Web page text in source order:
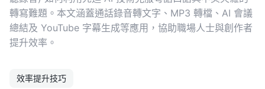
轉寫難題。本文涵蓋通話錄音轉文字、MP3 轉檔、AI 會議
總結及 YouTube 字幕生成等應用，協助職場人士與創作者
提升效率。
效率提升技巧